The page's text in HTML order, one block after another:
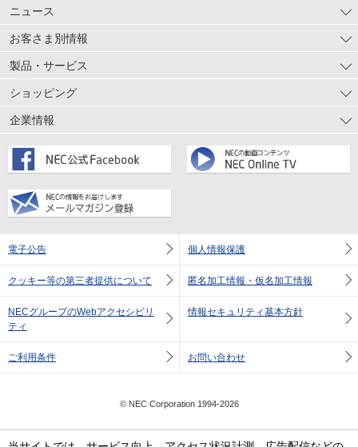
ニュース
お客さま別情報
製品・サービス
ショッピング
企業情報
電子公告 個人情報保護
クッキー等の第三者提供について 匿名加工情報・仮名加工情報
NECグループのWebアクセシビリ
ティ
情報セキュリティ基本方針
ご利用条件 お問い合わせ
© NEC Corporation 1994-2026